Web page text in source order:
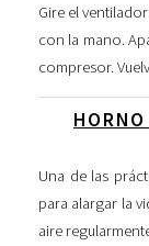
Gire el
con la mano.
compresor.
Una de las
para alargar la
aire